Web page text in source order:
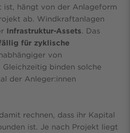
ist, hängt von der Anlageform
ab. Windkraftanlagen
Infrastruktur-Assets. Das
für zyklische
von
binden solche
der Anleger:innen
rechnen, dass ihr Kapital
ist. Je nach Projekt liegt